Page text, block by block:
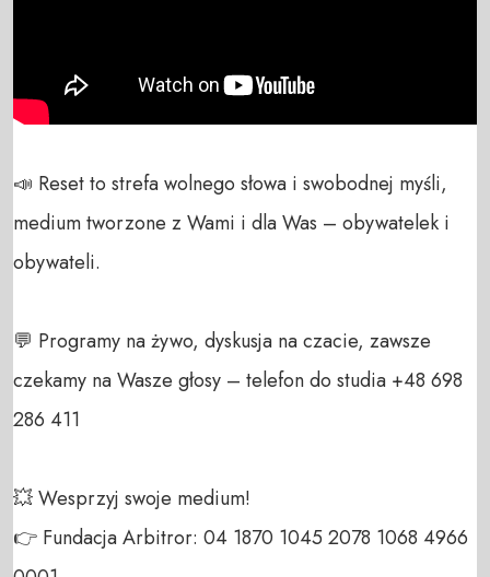
📣 Reset to strefa wolnego słowa i swobodnej myśli,
medium tworzone z Wami i dla Was – obywatelek i
obywateli.
💬 Programy na żywo, dyskusja na czacie, zawsze
czekamy na Wasze głosy – telefon do studia +48 698
286 411
💥 Wesprzyj swoje medium!
👉 Fundacja Arbitror: 04 1870 1045 2078 1068 4966